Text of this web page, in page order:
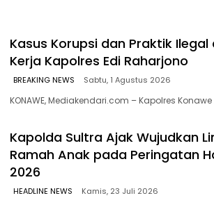
Kasus Korupsi dan Praktik
Kerja Kapolres Edi Raharjono
BREAKING NEWS Sabtu, 1 Agustus 2026
KONAWE, Mediakendari.com – Kapolres Konawe
Kapolda Sultra Ajak Wujudkan
Ramah Anak pada Peringatan
2026
HEADLINE NEWS Kamis, 23 Juli 2026